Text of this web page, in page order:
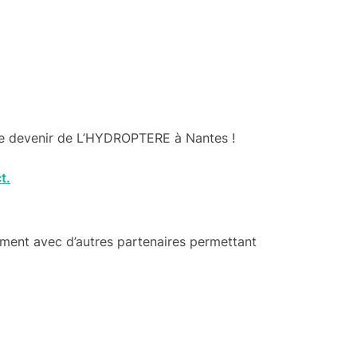
de L’HYDROPTERE à Nantes !
avec d’autres partenaires permettant